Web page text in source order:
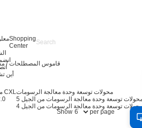
محولات CXLمحولات توسعة وحدة معالجة الرسومات
توسعة وحدة معالجة الرسومات من الجيل 4
قاموس المصطلحات /
أين
Shopping
Center
Show per page